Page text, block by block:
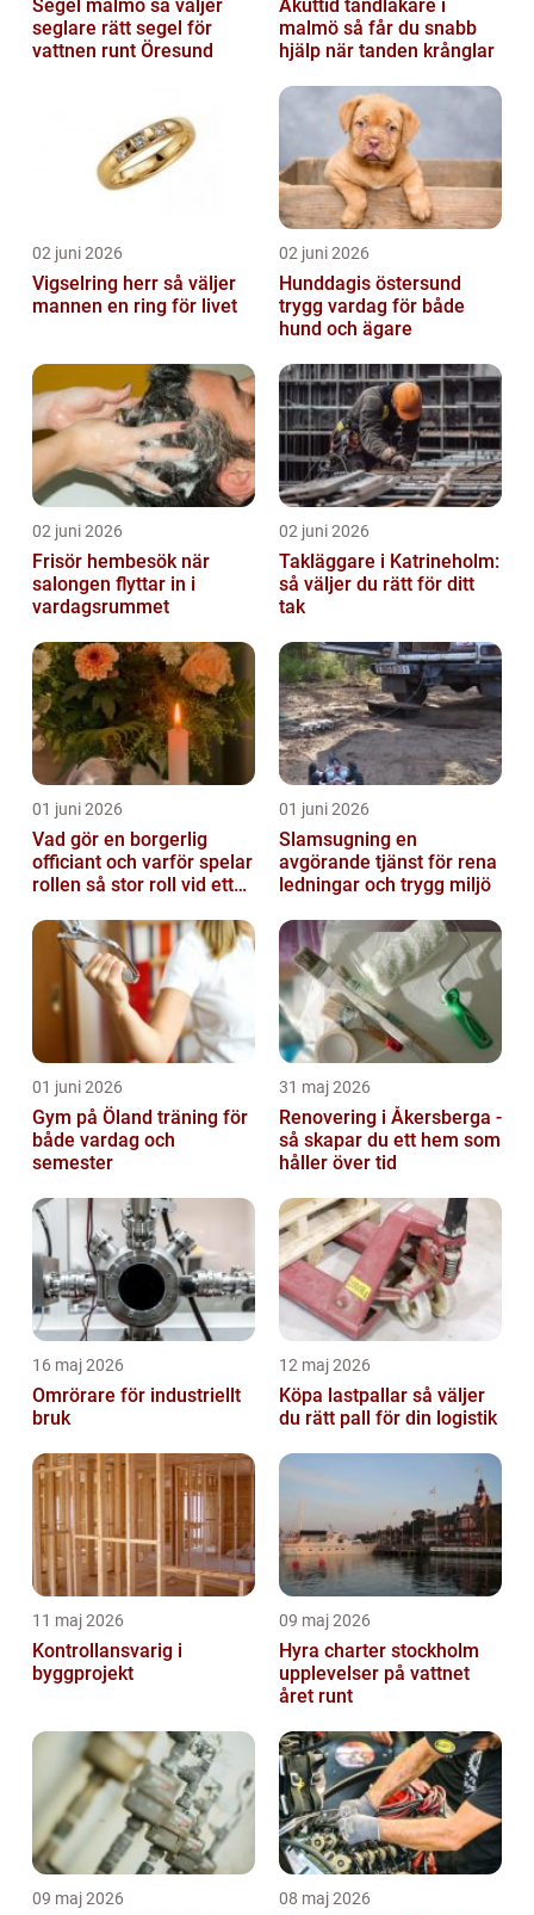
Segel malmö så väljer
seglare rätt segel för
vattnen runt Öresund
Akuttid tandläkare i
malmö så får du snabb
hjälp när tanden krånglar
02 juni 2026
Vigselring herr så väljer
mannen en ring för livet
02 juni 2026
Hunddagis östersund
trygg vardag för både
hund och ägare
02 juni 2026
Frisör hembesök när
salongen flyttar in i
vardagsrummet
02 juni 2026
Takläggare i Katrineholm:
så väljer du rätt för ditt
tak
01 juni 2026
Vad gör en borgerlig
officiant och varför spelar
rollen så stor roll vid ett
01 juni 2026
Slamsugning en
avgörande tjänst för rena
ledningar och trygg miljö
01 juni 2026
Gym på Öland träning för
både vardag och
semester
31 maj 2026
Renovering i Åkersberga -
så skapar du ett hem som
håller över tid
16 maj 2026
Omrörare för industriellt
bruk
12 maj 2026
Köpa lastpallar så väljer
du rätt pall för din logistik
11 maj 2026
Kontrollansvarig i
byggprojekt
09 maj 2026
Hyra charter stockholm
upplevelser på vattnet
året runt
09 maj 2026 08 maj 2026